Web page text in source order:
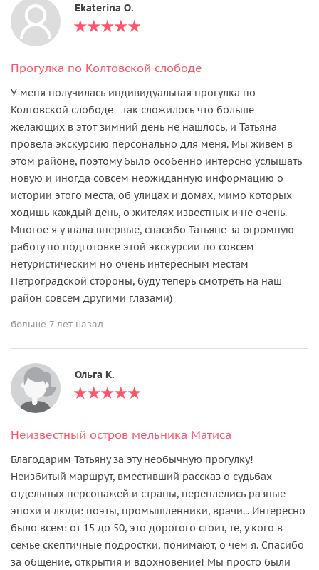
Ekaterina O.
Прогулка по Колтовской слободе
У меня получилась индивидуальная прогулка по
Колтовской слободе - так сложилось что больше
желающих в этот зимний день не нашлось, и Татьяна
провела экскурсию персонально для меня. Мы живем в
этом районе, поэтому было особенно интерсно услышать
новую и иногда совсем неожиданную информацию о
истории этого места, об улицах и домах, мимо которых
ходишь каждый день, о жителях известных и не очень.
Многое я узнала впервые, спасибо Татьяне за огромную
работу по подготовке этой экскурсии по совсем
нетуристическим но очень интересным местам
Петроградской стороны, буду теперь смотреть на наш
район совсем другими глазами)
больше 7 лет назад
Ольга К.
Неизвестный остров мельника Матиса
Благодарим Татьяну за эту необычную прогулку!
Неизбитый маршрут, вместивший рассказ о судьбах
отдельных персонажей и страны, переплелись разные
эпохи и люди: поэты, промышленники, врачи... Интересно
было всем: от 15 до 50, это дорогого стоит, те, у кого в
семье скептичные подростки, понимают, о чем я. Спасибо
за общение, открытия и вдохновение! Мы просто были